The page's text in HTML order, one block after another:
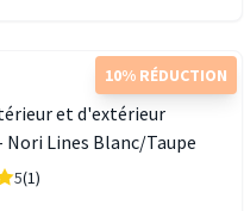
10% RÉDUCTION
et d'extérieur
Nori Lines Blanc/Taupe
5(1)